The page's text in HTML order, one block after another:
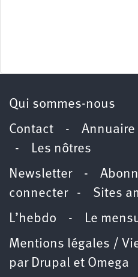
Qui sommes-nous
Contact - Annuaire
- Les nôtres
Newsletter-
connecter- Sites
L’hebdo - Le
Mentions légales /
par Drupal et Omega